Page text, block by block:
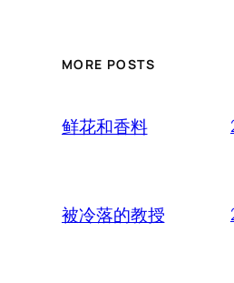
MORE POSTS
鲜花和香料
被冷落的教授